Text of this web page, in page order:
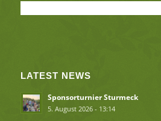
LATEST NEWS
Sponsorturnier Sturmeck
5. August 2026 - 13:14